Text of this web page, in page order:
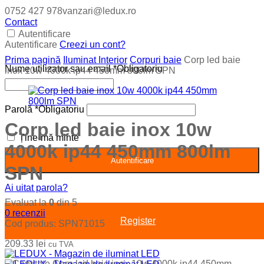
0752 427 978vanzari@ledux.ro
Contact
Autentificare
Autentificare Creezi un cont?
Nume utilizator sau email*Obligatoriu
Parolă *Obligatoriu
Ține-mă minte
Autentificare
Ai uitat parola?
Register
Prima pagină Iluminat Interior Corpuri baie Corp led baie
inox 10w 4000k ip44 450mm 800lm SPN
Corp led baie inox 10w
4000k ip44 450mm 800lm
SPN
Evaluat la0din 5
0 recenzii
Cod produs: SPN71015
209.33 lei cu TVA